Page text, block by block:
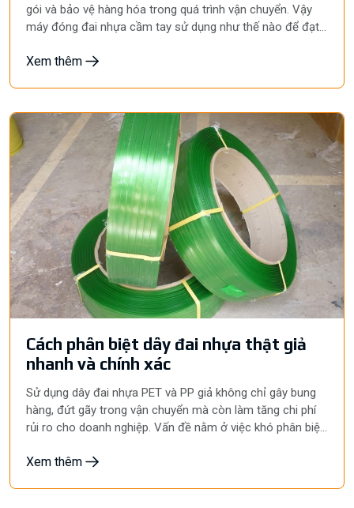
gói và bảo vệ hàng hóa trong quá trình vận chuyển. Vậy
máy đóng đai nhựa cầm tay sử dụng như thế nào để đạt
cách sử dụng máy đóng đai nhựa cầm tay qua bài viết
Xem thêm
Cách phân biệt dây đai nhựa thật giả
nhanh và chính xác
Sử dụng dây đai nhựa PET và PP giả không chỉ gây bung
hàng, đứt gãy trong vận chuyển mà còn làm tăng chi phí
rủi ro cho doanh nghiệp. Vấn đề nằm ở việc khó phân biệt
sản phẩm pha tạp, kém chất lượng. Để tránh những hậu
Xem thêm